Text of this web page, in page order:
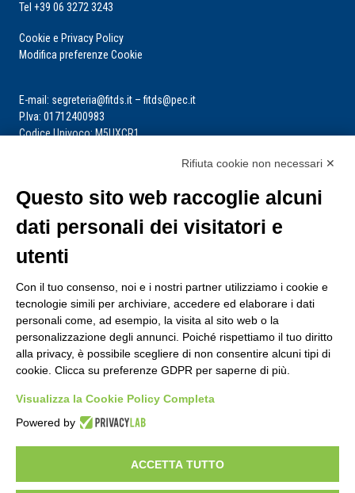
Tel +39 06 3272 3243
Cookie e Privacy Policy
Modifica preferenze Cookie
E-mail: segreteria@fitds.it – fitds@pec.it
P.Iva: 01712400983
Codice Univoco: M5UXCR1
La segreteria è aperta dal lunedì al venerdì dalle ore 9:00 alle ore 14:00
Rifiuta cookie non necessari ✕
Questo sito web raccoglie alcuni
dati personali dei visitatori e
utenti
Con il tuo consenso, noi e i nostri partner utilizziamo i cookie e
tecnologie simili per archiviare, accedere ed elaborare i dati
personali come, ad esempio, la visita al sito web o la
personalizzazione degli annunci. Poiché rispettiamo il tuo diritto
alla privacy, è possibile scegliere di non consentire alcuni tipi di
cookie. Clicca su preferenze GDPR per saperne di più.
Visualizza la Cookie Policy Completa
Powered by
ACCETTA TUTTO